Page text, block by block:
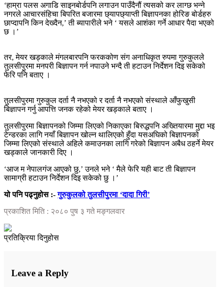
‘हाम्रा पलस अगाडि साइनबोर्डपनि लगाउन पाउँदैनौं त्यसको कर लाग्छ भन्ने
नगरले आचारसंहिचा बिपरित बजारमा छ्यापछ्याप्ती बिज्ञापनका होरिङ बोर्डहरु
छाप्दापनि किन देख्दैन,’ ती ब्यापारीले भने ‘ यसले आशंका गर्ने आधार पैदा भएको
छ ।’
तर, मेयर खड्काले मंगलबारपनि फरककोण संग अनाधिकृत रुपमा गुरुकुलले
तुलसीपुरमा मनपरी बिज्ञापन गर्न नपाउने भन्दै ती हटाउन निर्देशन दिइ सकेको
फेरि पनि बताए ।
तुलसीपुरमा गुरुकुल दर्ता नै नभएको र दर्ता नै नभएको संस्थाले आँफुखुसी
बिज्ञापन गर्नु आपत्ति जनक रहेको मेयर खड्काले बताए ।
तुलसीपुरमा बिज्ञापनको जिम्मा लिएको निकाएका बिरुद्धपनि अख्तियारमा मुद्दा भइ
टेन्डरका लागि नयाँ बिज्ञापन खोल्न थालिएको हुँदा यसअघिको बिज्ञापनको
जिम्मा लिएको संस्थाले अहिले कमाउनका लागि गरेको बिज्ञापन अबैध ठहर्ने मेयर
खड्काले जानकारी दिए ।
‘आज म नेपालगंज आएको छु,’ उनले भने ‘ मैले फेरि यही बाट ती बिज्ञापन
सामाग्री हटाउन निर्देशन दिइ सकेको छु ।’
यो पनि पढ्नुहोस :-गुरुकुलको तुलसीपुरमा ‘दादा गिरी’
प्रकाशित मिति : २०८० पुष ३ गते मङ्गलवार
प्रतिक्रिया दिनुहोस
Leave a Reply